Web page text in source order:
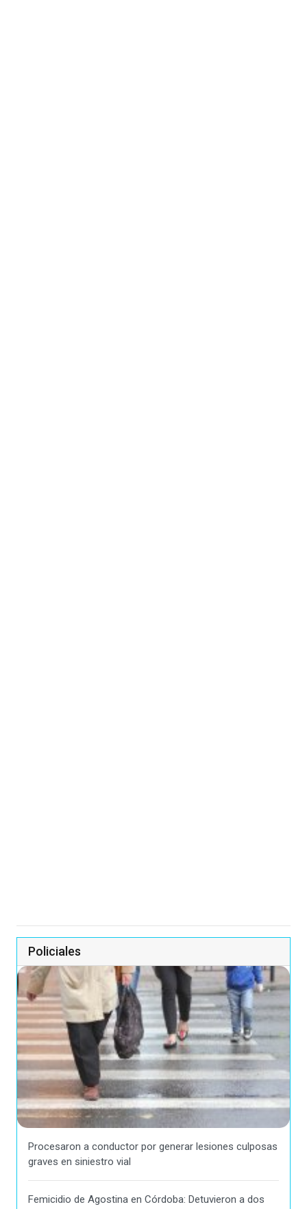
Policiales
Procesaron a conductor por generar lesiones culposas
graves en siniestro vial
Femicidio de Agostina en Córdoba: Detuvieron a dos